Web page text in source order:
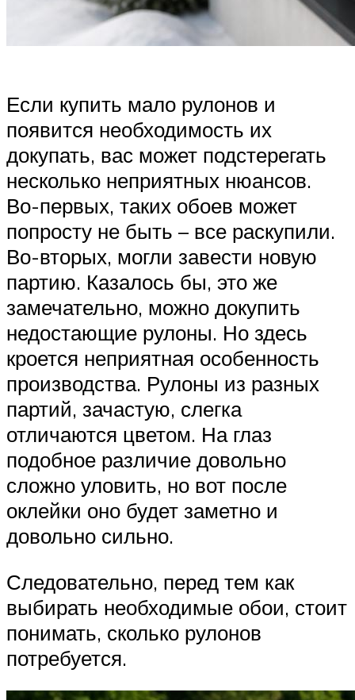
Если купить мало рулонов и
появится необходимость их
докупать, вас может подстерегать
несколько неприятных нюансов.
Во-первых, таких обоев может
попросту не быть – все раскупили.
Во-вторых, могли завести новую
партию. Казалось бы, это же
замечательно, можно докупить
недостающие рулоны. Но здесь
кроется неприятная особенность
производства. Рулоны из разных
партий, зачастую, слегка
отличаются цветом. На глаз
подобное различие довольно
сложно уловить, но вот после
оклейки оно будет заметно и
довольно сильно.
Следовательно, перед тем как
выбирать необходимые обои, стоит
понимать, сколько рулонов
потребуется.